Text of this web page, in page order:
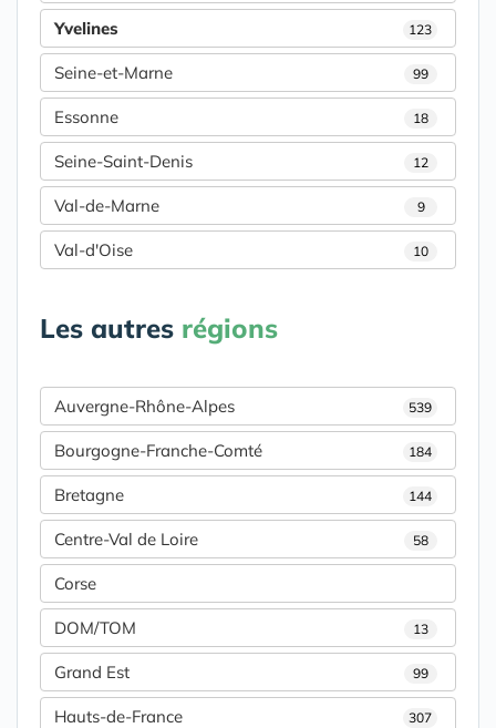
Yvelines 123
Seine-et-Marne 99
Essonne 18
Seine-Saint-Denis 12
Val-de-Marne 9
Val-d'Oise 10
Les autres régions
Auvergne-Rhône-Alpes 539
Bourgogne-Franche-Comté 184
Bretagne 144
Centre-Val de Loire 58
Corse
DOM/TOM 13
Grand Est 99
Hauts-de-France 307